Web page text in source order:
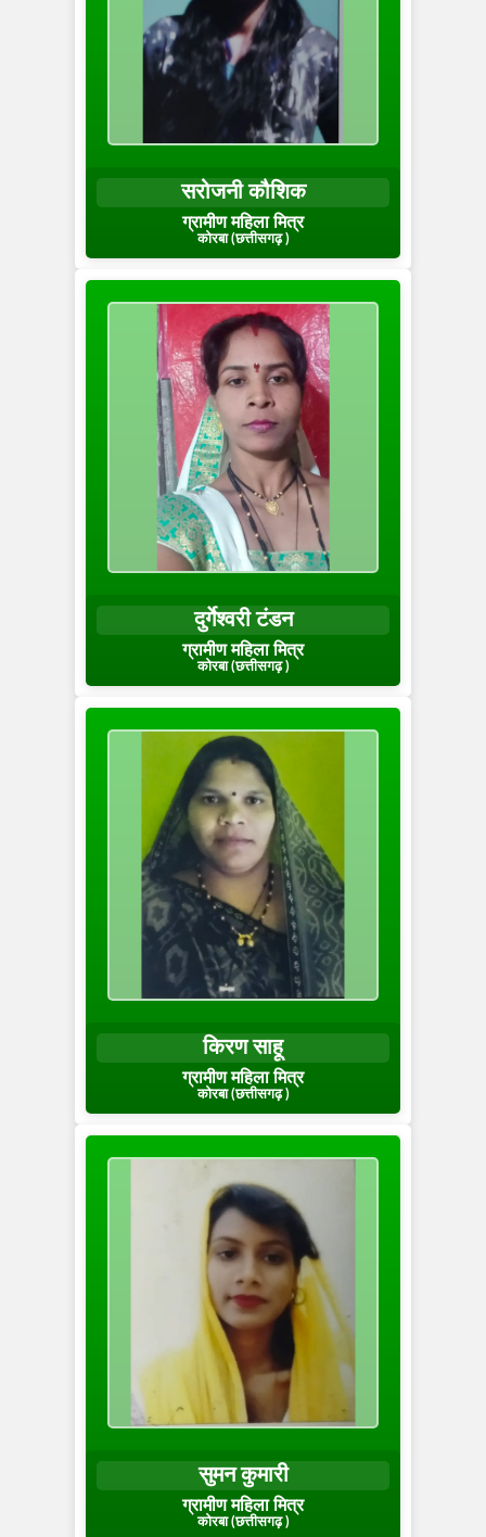
सरोजनी कौशिक
ग्रामीण महिला मित्र
कोरबा (छत्तीसगढ़ )
दुर्गेश्वरी टंडन
ग्रामीण महिला मित्र
कोरबा (छत्तीसगढ़ )
किरण साहू
ग्रामीण महिला मित्र
कोरबा (छत्तीसगढ़ )
सुमन कुमारी
ग्रामीण महिला मित्र
कोरबा (छत्तीसगढ़ )